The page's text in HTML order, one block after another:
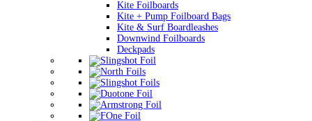
Kite Foilboards
Kite + Pump Foilboard Bags
Kite & Surf Boardleashes
Downwind Foilboards
Deckpads